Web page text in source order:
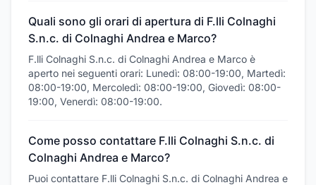
Quali sono gli orari di apertura di F.lli Colnaghi
S.n.c. di Colnaghi Andrea e Marco?
F.lli Colnaghi S.n.c. di Colnaghi Andrea e Marco è
aperto nei seguenti orari: Lunedì: 08:00-19:00, Martedì:
08:00-19:00, Mercoledì: 08:00-19:00, Giovedì: 08:00-
19:00, Venerdì: 08:00-19:00.
Come posso contattare F.lli Colnaghi S.n.c. di
Colnaghi Andrea e Marco?
Puoi contattare F.lli Colnaghi S.n.c. di Colnaghi Andrea e